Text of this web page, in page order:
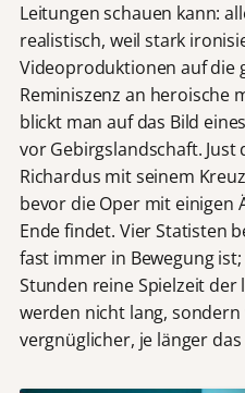
Leitungen schauen kann:
realistisch, weil stark
Videoproduktionen auf die
Reminiszenz an heroische
blickt man auf das Bild
vor Gebirgslandschaft.
Richardus mit seinem
bevor die Oper mit einigen
Ende findet. Vier Statisten
fast immer in Bewegung
Stunden reine Spielzeit
werden nicht lang,
vergnüglicher, je länger